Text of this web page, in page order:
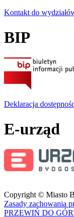
Kontakt do
BIP
Deklaracja
E-urząd
Copyright © Miasto
Zasady zachowania
PRZEWIŃ DO